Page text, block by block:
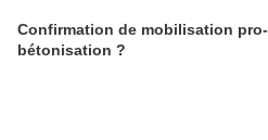
Confirmation de mobilisation pro-
bétonisation ?